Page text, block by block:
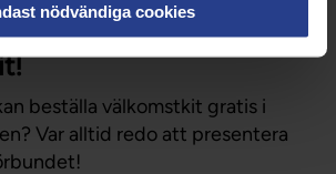
nödvändiga cookies
kollegor med
beställa välkomstkit gratis i
Var alltid redo att presentera